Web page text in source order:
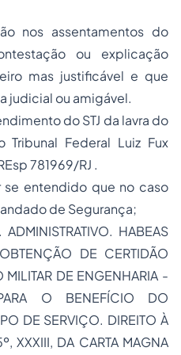
nos assentamentos do
ou explicação
mas justificável e que
judicial ou amigável.
do STJ da lavra do
Tribunal Federal Luiz Fux
781969/RJ .
entendido que no caso
de Segurança;
. ADMINISTRATIVO. HABEAS
DE CERTIDÃO
MILITAR DE ENGENHARIA -
O BENEFÍCIO DO
DE SERVIÇO. DIREITO À
XXXIII, DA CARTA MAGNA